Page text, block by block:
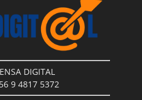
DIGITAL
9 4817 5372